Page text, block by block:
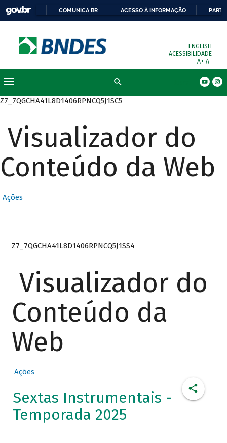
COMUNICA BR ACESSO À INFORMAÇÃO
ENGLISH
ACESSIBILIDADE
A+ A-
Z7_7QGCHA41L8D1406RPNCQ5J1SC5
Visualizador do
Conteúdo da Web
Ações
Z7_7QGCHA41L8D1406RPNCQ5J1SS4
Visualizador do
Conteúdo da
Web
Ações
Sextas Instrumentais -
Temporada 2025